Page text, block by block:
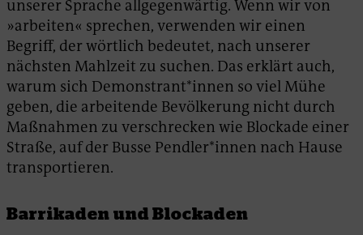
unserer Sprache allgegenwärtig. Wenn wir von
»arbeiten« sprechen, verwenden wir einen
Begriff, der wörtlich bedeutet, nach unserer
nächsten Mahlzeit zu suchen. Das erklärt auch,
warum sich Demonstrant*innen so viel Mühe
geben, die arbeitende Bevölkerung nicht durch
Maßnahmen zu verschrecken wie Blockade einer
Straße, auf der Busse Pendler*innen nach Hause
transportieren.
Barrikaden und Blockaden